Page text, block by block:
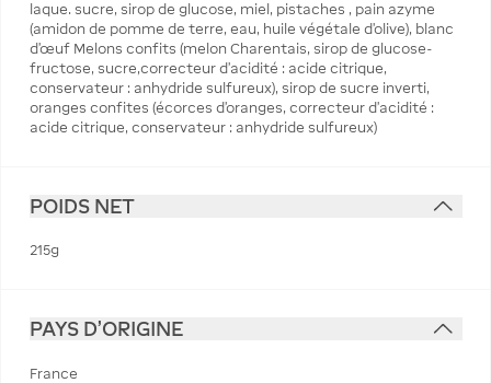
laque. sucre, sirop de glucose, miel, pistaches , pain azyme
(amidon de pomme de terre, eau, huile végétale d’olive), blanc
d’œuf Melons confits (melon Charentais, sirop de glucose-
fructose, sucre,correcteur d’acidité : acide citrique,
conservateur : anhydride sulfureux), sirop de sucre inverti,
oranges confites (écorces d’oranges, correcteur d’acidité :
acide citrique, conservateur : anhydride sulfureux)
POIDS NET
215g
PAYS D'ORIGINE
France